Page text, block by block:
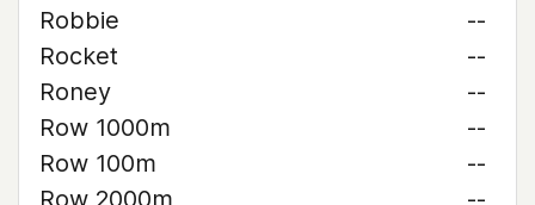
Robbie
--
Rocket
--
Roney
--
Row 1000m
--
Row 100m
--
Row 2000m
--